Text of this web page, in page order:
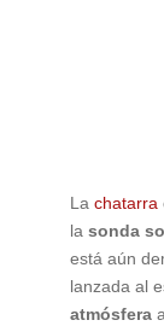
La chatarra
la sonda
está aún
lanzada al
atmósfera